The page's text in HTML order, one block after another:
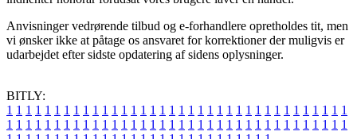
Anvisninger vedrørende tilbud og e-forhandlere opretholdes tit, men
vi ønsker ikke at påtage os ansvaret for korrektioner der muligvis er
udarbejdet efter sidste opdatering af sidens oplysninger.
BITLY:
1 1 1 1 1 1 1 1 1 1 1 1 1 1 1 1 1 1 1 1 1 1 1 1 1 1 1 1 1 1 1 1 1 1 1 1
1 1 1 1 1 1 1 1 1 1 1 1 1 1 1 1 1 1 1 1 1 1 1 1 1 1 1 1 1 1 1 1 1 1 1 1